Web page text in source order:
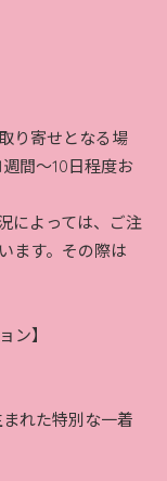
り寄せとなる場
間～10日程度お
によっては、ご注
ます。その際は
ン】
れた特別な一着